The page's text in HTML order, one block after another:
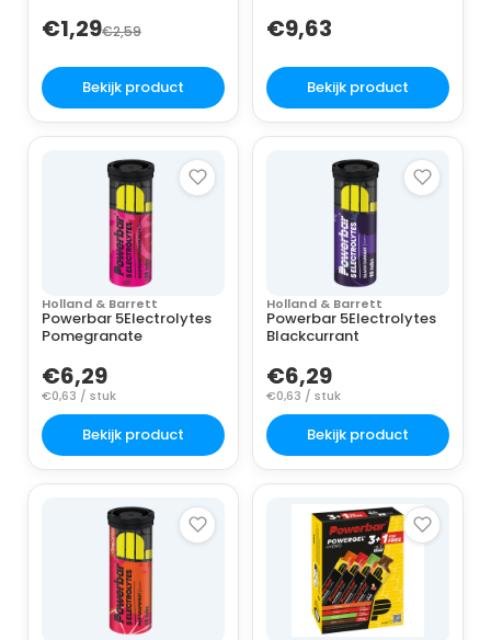
€1,29€2,59
Bekijk product
€9,63
Bekijk product
Holland & Barrett
Powerbar 5Electrolytes
Pomegranate
€6,29
€0,63 / stuk
Bekijk product
Holland & Barrett
Powerbar 5Electrolytes
Blackcurrant
€6,29
€0,63 / stuk
Bekijk product